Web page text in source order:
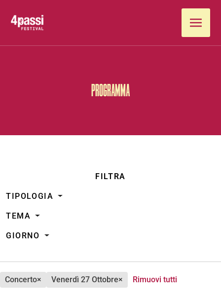
PROGRAMMA
FILTRA
TIPOLOGIA
TEMA
GIORNO
concerto× venerdì 27 Ottobre× Rimuovi tutti